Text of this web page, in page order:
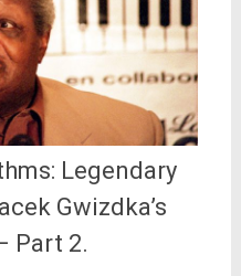
Legendary
Gwizdka’s
Part 2.